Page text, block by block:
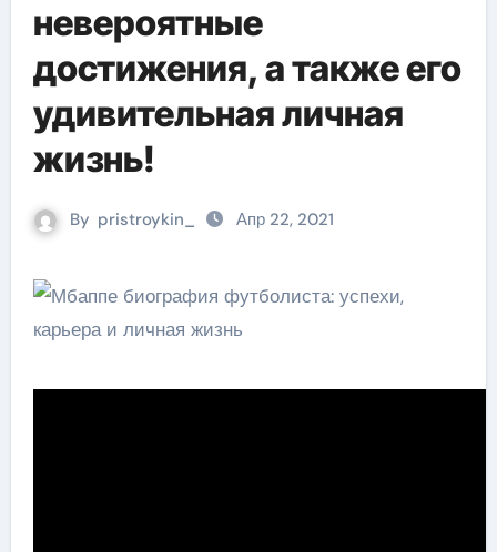
невероятные
достижения, а также его
удивительная личная
жизнь!
By pristroykin_ Апр 22, 2021